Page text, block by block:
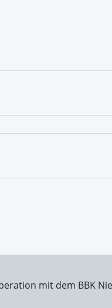
mit dem BBK